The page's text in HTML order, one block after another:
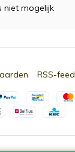
niet mogelijk
RSS-feed